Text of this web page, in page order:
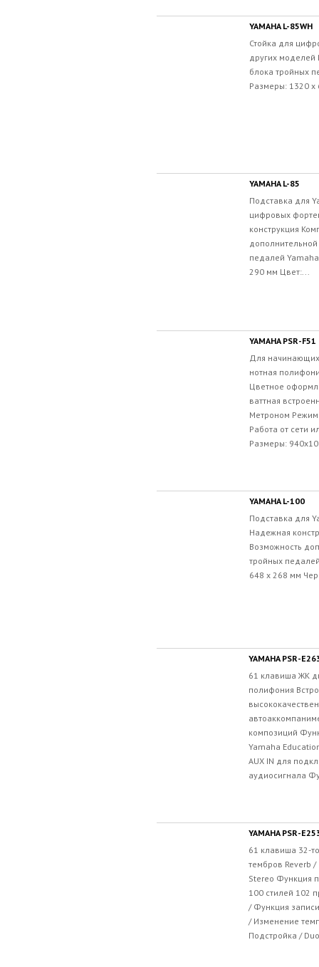
YAMAHA L-85WH
Стойка для
других моделей
блока тройных
Размеры: 1320 x
YAMAHA L-85
Подставка для
цифровых
конструкция
педалей
290 мм Цвет:...
YAMAHA PSR-F51
Для
нотная
Цветное
ваттная
Метроном
Работа от сети
Размеры:
YAMAHA L-100
Подставка для
Надежная
Возможность
тройных
648 x 268 мм
YAMAHA PSR-
61 клавиша ЖК
полифония
композиций
Yamaha
AUX IN для
аудиосигнала
YAMAHA PSR-
61 клавиша 32-
тембров Reverb /
Stereo Функция
100 стилей 102
/ Функция
/ Изменение
Подстройка /